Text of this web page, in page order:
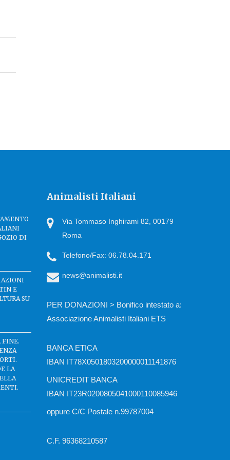
DI
E
SU
FINE.
LA
Animalisti Italiani
Via Tommaso Inghirami 82, 00179
Roma
Telefono/Fax: 06.78.04.171
news@animalisti.it
PER DONAZIONI > Bonifico intestato a:
Associazione Animalisti Italiani ETS
BANCA ETICA
IBAN IT78X0501803200000011141876
UNICREDIT BANCA
IBAN IT23R0200805041000110085946
oppure C/C Postale n.99787004
C.F. 96368210587